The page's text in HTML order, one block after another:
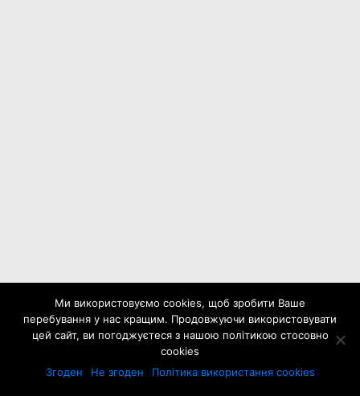
Ми використовуємо cookies, щоб зробити Ваше
перебування у нас кращим. Продовжуючи використовувати
цей сайт, ви погоджуєтеся з нашою політикою стосовно
cookies
Згоден
Не згоден Політика використання cookies